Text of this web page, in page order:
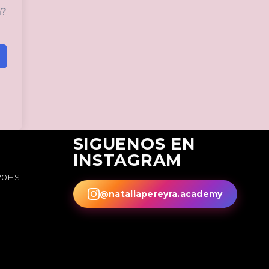
SIGUENOS EN
INSTAGRAM
@nataliapereyra.academy